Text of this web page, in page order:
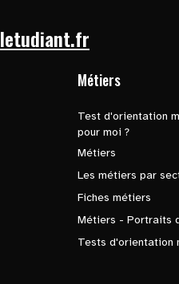
letudiant.fr
Métiers
Test d'orientation
pour moi ?
Métiers
Les métiers par
Fiches métiers
Métiers - Portraits
Tests d'orientation